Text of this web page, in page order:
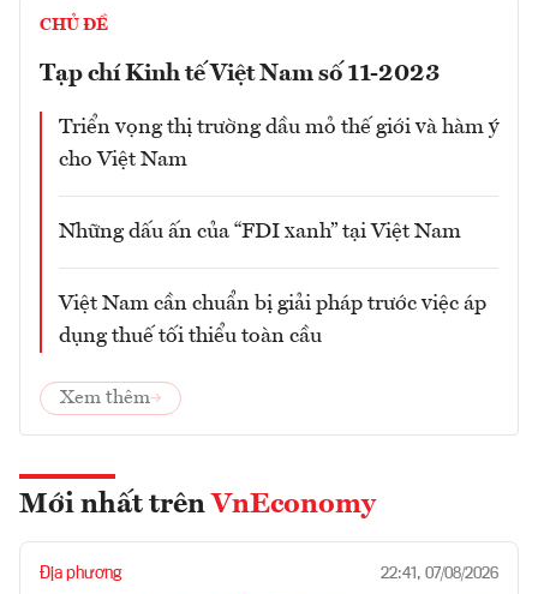
CHỦ ĐỀ
Tạp chí Kinh tế Việt Nam số 11-2023
Triển vọng thị trường dầu mỏ thế giới và hàm ý
cho Việt Nam
Những dấu ấn của “FDI xanh” tại Việt Nam
Việt Nam cần chuẩn bị giải pháp trước việc áp
dụng thuế tối thiểu toàn cầu
Xem thêm
Mới nhất trên VnEconomy
Địa phương 22:41, 07/08/2026